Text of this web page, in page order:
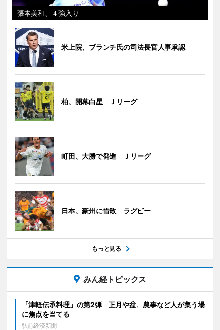
張本美和、４強入り
米上院、ブランチ氏の司法長官人事承認
柏、開幕白星 Ｊリーグ
町田、大勝で発進 Ｊリーグ
日本、豪州に惜敗 ラグビー
もっと見る
みん経トピックス
「津軽伝承料理」の第2弾 正月や盆、農事など人が集う場
に焦点を当てる
弘前経済新聞